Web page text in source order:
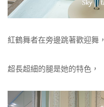
紅鶴舞者在旁邊跳著歡迎舞，
超長超細的腿是她的特色，